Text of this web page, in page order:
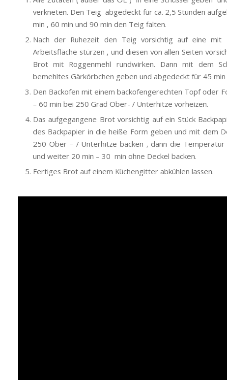
verkneten. Den Teig abgedeckt für ca. 2,5 Stunden
min , 60 min und 90 min den Teig falten.
Nach der Ruhezeit den Teig vorsichtig auf eine mit
Arbeitsfläche stürzen , und diesen von allen Seiten
Brot mit Roggenmehl rundwirken. Dann mit dem
bemehltes Gärkörbchen geben und abgedeckt für 45 min
Den Backofen mit einem backofengerechten Topf oder
– 60 min bei 250 Grad Ober- / Unterhitze vorheizen.
Das aufgegangene Brot vorsichtig auf ein Stück
des Backpapier in die heiße Form geben und mit dem
250 Ober – / Unterhitze backen , dann die
und weiter 20 min – 30 min ohne Deckel backen.
Fertiges Brot auf einem Küchengitter abkühlen lassen.